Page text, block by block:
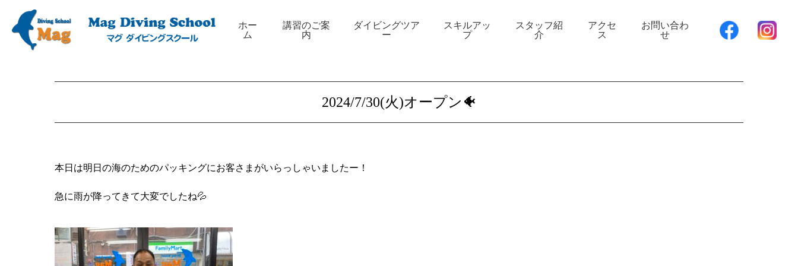
ホー
ム
講習のご案
内
ダイビングツア
ー
スキルアッ
プ
スタッフ紹
介
アクセ
ス
お問い合わ
せ
2024/7/30(火)オープン🐠
本日は明日の海のためのパッキングにお客さまがいらっしゃいましたー！
急に雨が降ってきて大変でしたね💦